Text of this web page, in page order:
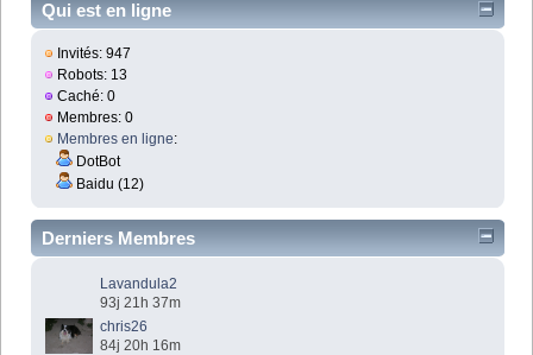
Qui est en ligne
Invités: 947
Robots: 13
Caché: 0
Membres: 0
Membres en ligne:
DotBot
Baidu (12)
Derniers Membres
Lavandula2
93j 21h 37m
chris26
84j 20h 16m